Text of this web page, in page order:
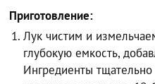
Приготовление:
Лук чистим и
глубокую емкость,
Ингредиенты